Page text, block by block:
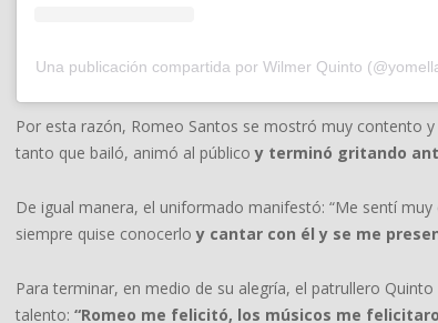
Una publicación compartida por Wilmer Quinto
Por esta razón, Romeo Santos se mostró muy contento
tanto que bailó, animó al público y terminó gritando
De igual manera, el uniformado manifestó: “Me sentí
siempre quise conocerloy cantar con él y se me
Para terminar, en medio de su alegría, el patrullero
talento: “Romeo me felicitó, los músicos me